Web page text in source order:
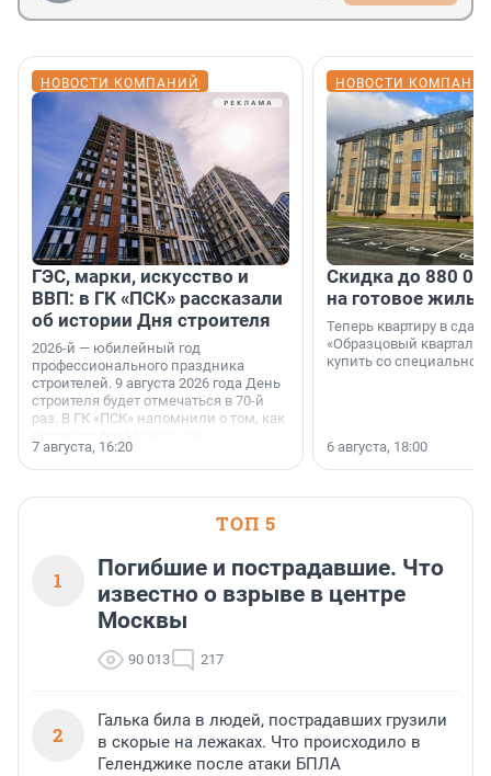
НОВОСТИ КОМПАНИЙ
ГЭС, марки, искусство и
ВВП: в ГК «ПСК» рассказали
об истории Дня строителя
2026-й — юбилейный год
профессионального праздника
строителей. 9 августа 2026 года День
строителя будет отмечаться в 70-й
раз. В ГК «ПСК» напомнили о том, как
поменялась роль строительства.
7 августа, 16:20
НОВОСТИ
Скидка до 880
на готовое
Теперь квартиру в
«Образцовый квартал
купить со специальной
6 августа, 18:00
ТОП 5
1
Погибшие и пострадавшие. Что
известно о взрыве в центре
Москвы
90 013 217
2
Галька била в людей, пострадавших грузили
в скорые на лежаках. Что происходило в
Геленджике после атаки БПЛА